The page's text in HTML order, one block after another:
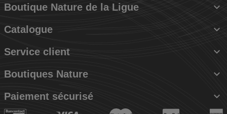
Boutique Nature de la Ligue 
Catalogue 
Service client 
Boutiques Nature 
Paiement sécurisé 